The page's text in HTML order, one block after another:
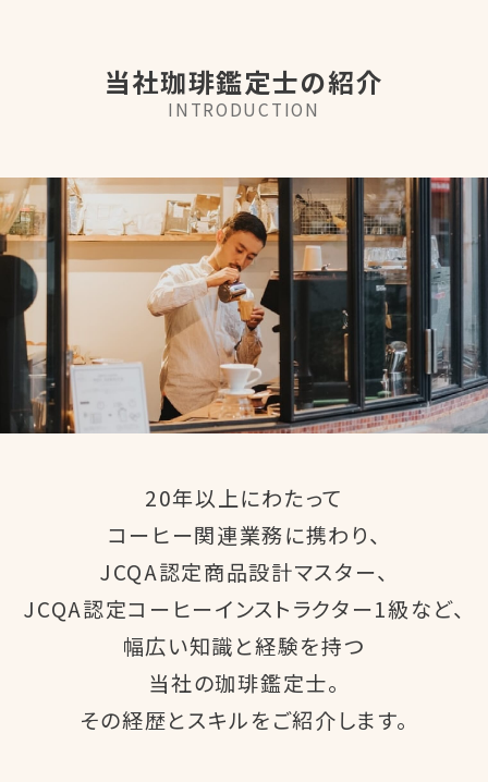
当社珈琲鑑定士の紹介
INTRODUCTION
20年以上にわたって
コーヒー関連業務に携わり、
JCQA認定商品設計マスター、
JCQA認定コーヒーインストラクター1級など、
幅広い知識と経験を持つ
当社の珈琲鑑定士。
その経歴とスキルをご紹介します。